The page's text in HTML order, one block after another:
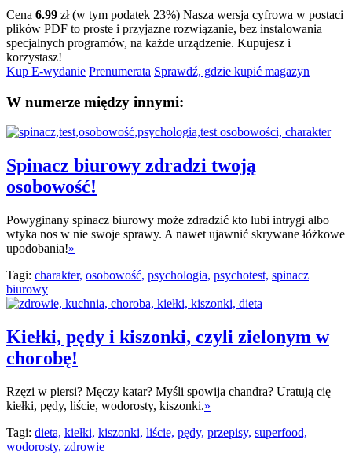
Cena 6.99 zł (w tym podatek 23%) Nasza wersja cyfrowa w postaci
plików PDF to proste i przyjazne rozwiązanie, bez instalowania
specjalnych programów, na każde urządzenie. Kupujesz i
korzystasz!
Kup E-wydanie Prenumerata Sprawdź, gdzie kupić magazyn
W numerze między innymi:
Spinacz biurowy zdradzi twoją
osobowość!
Powyginany spinacz biurowy może zdradzić kto lubi intrygi albo
wtyka nos w nie swoje sprawy. A nawet ujawnić skrywane łóżkowe
upodobania!»
Tagi: charakter, osobowość, psychologia, psychotest, spinacz
biurowy
Kiełki, pędy i kiszonki, czyli zielonym w
chorobę!
Rzęzi w piersi? Męczy katar? Myśli spowija chandra? Uratują cię
kiełki, pędy, liście, wodorosty, kiszonki.»
Tagi: dieta, kiełki, kiszonki, liście, pędy, przepisy, superfood,
wodorosty, zdrowie